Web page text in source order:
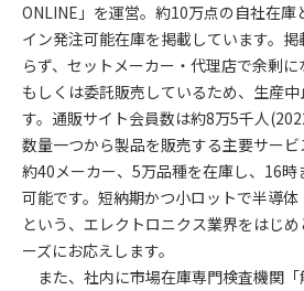
ONLINE」を運営。約10万点の自社在庫
イン発注可能在庫を掲載しています。
らず、セットメーカー・代理店で余剰に
もしくは委託販売しているため、生産
す。通販サイト会員数は約8万5千人
数量一つから製品を販売する主要サービ
約40メーカー、5万品種を在庫し、16
可能です。短納期かつ小ロットで半導
という、エレクトロニクス業界をはじ
ーズにお応えします。
また、社内に市場在庫専門検査機関